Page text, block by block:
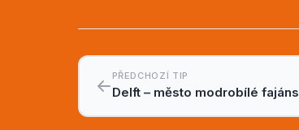
PŘEDCHOZÍ TIP
Delft – město modrobílé fajáns